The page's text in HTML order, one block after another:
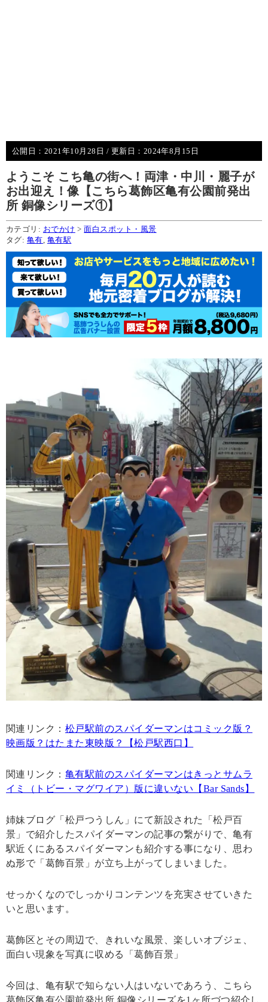
公開日： 2021年10月28日 / 更新日： 2024年8月15日
ようこそ こち亀の街へ！両津・中川・麗子が
お出迎え！像【こちら葛飾区亀有公園前発出
所 銅像シリーズ①】
カテゴリ: おでかけ >面白スポット・風景
タグ: 亀有 亀有駅
関連リンク： 松戸駅前のスパイダーマンはコミック版？
映画版？はたまた東映版？【松戸駅西口】
関連リンク： 亀有駅前のスパイダーマンはきっとサムラ
イミ（トビー・マグワイア）版に違いない【Bar Sands】
姉妹ブログ「松戸つうしん」にて新設された「松戸百
景」で紹介したスパイダーマンの記事の繋がりで、亀有
駅近くにあるスパイダーマンも紹介する事になり、思わ
ぬ形で「葛飾百景」が立ち上がってしまいました。
せっかくなのでしっかりコンテンツを充実させていきた
いと思います。
葛飾区とその周辺で、きれいな風景、楽しいオブジェ、
面白い現象を写真に収める「葛飾百景」
今回は、亀有駅で知らない人はいないであろう、こちら